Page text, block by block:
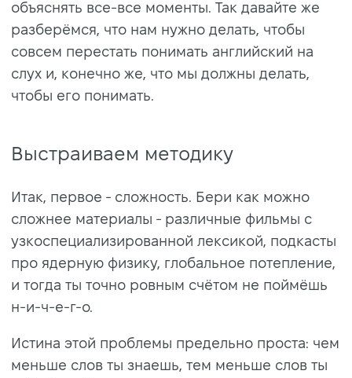
объяснять все-все моменты. Так давайте же
разберёмся, что нам нужно делать, чтобы
совсем перестать понимать английский на
слух и, конечно же, что мы должны делать,
чтобы его понимать.
Выстраиваем методику
Итак, первое - сложность. Бери как можно
сложнее материалы - различные фильмы с
узкоспециализированной лексикой, подкасты
про ядерную физику, глобальное потепление,
и тогда ты точно ровным счётом не поймёшь
н-и-ч-е-г-о.
Истина этой проблемы предельно проста: чем
меньше слов ты знаешь, тем меньше слов ты